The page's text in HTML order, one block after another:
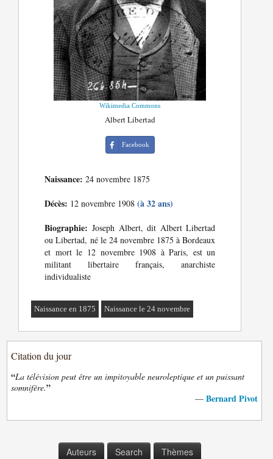
Wikimedia Commons
Albert Libertad
Facebook
Naissance: 24 novembre 1875
Décès: 12 novembre 1908(à 32 ans)
Biographie: Joseph Albert, dit Albert Libertad
ou Libertad, né le 24 novembre 1875 à Bordeaux
et mort le 12 novembre 1908 à Paris, est un
militant libertaire français, anarchiste
individualiste
Naissance en 1875 Naissance le 24 novembre
Citation du jour
“La télévision peut être un impitoyable neuroleptique et un puissant
somnifère.”
— Bernard Pivot
Auteurs Search Thèmes